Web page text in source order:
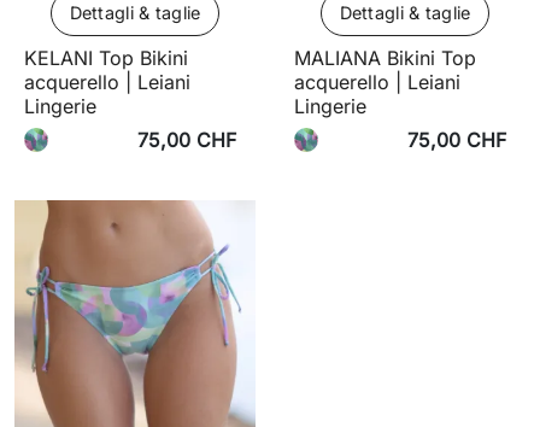
Dettagli & taglie
KELANI Top Bikini
acquerello | Leiani
Lingerie
75,00 CHF
Dettagli & taglie
MALIANA Bikini Top
acquerello | Leiani
Lingerie
75,00 CHF